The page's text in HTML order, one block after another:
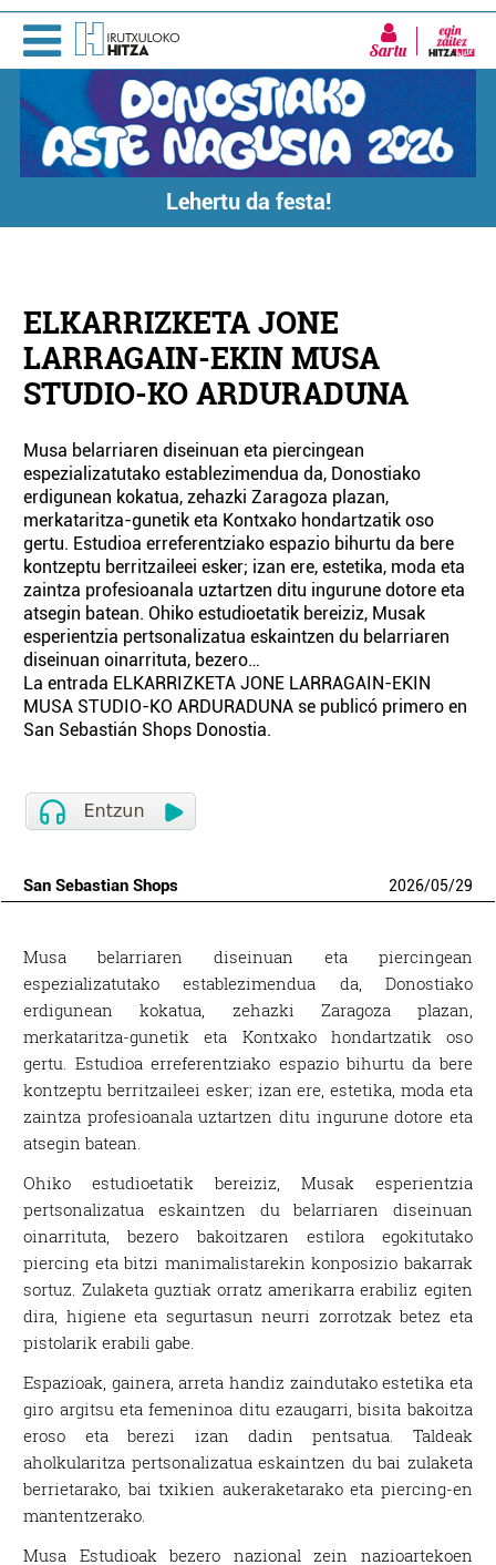
Sartu
Lehertu da festa!
ELKARRIZKETA JONE
LARRAGAIN-EKIN MUSA
STUDIO-KO ARDURADUNA
Musa belarriaren diseinuan eta piercingean
espezializatutako establezimendua da, Donostiako
erdigunean kokatua, zehazki Zaragoza plazan,
merkataritza-gunetik eta Kontxako hondartzatik oso
gertu. Estudioa erreferentziako espazio bihurtu da bere
kontzeptu berritzaileei esker; izan ere, estetika, moda eta
zaintza profesioanala uztartzen ditu ingurune dotore eta
atsegin batean. Ohiko estudioetatik bereiziz, Musak
esperientzia pertsonalizatua eskaintzen du belarriaren
diseinuan oinarrituta, bezero…
La entrada ELKARRIZKETA JONE LARRAGAIN-EKIN
MUSA STUDIO-KO ARDURADUNA se publicó primero en
San Sebastián Shops Donostia.
San Sebastian Shops 2026/05/29
Musa belarriaren diseinuan eta piercingean
espezializatutako establezimendua da, Donostiako
erdigunean kokatua, zehazki Zaragoza plazan,
merkataritza-gunetik eta Kontxako hondartzatik oso
gertu. Estudioa erreferentziako espazio bihurtu da bere
kontzeptu berritzaileei esker; izan ere, estetika, moda eta
zaintza profesioanala uztartzen ditu ingurune dotore eta
atsegin batean.
Ohiko estudioetatik bereiziz, Musak esperientzia
pertsonalizatua eskaintzen du belarriaren diseinuan
oinarrituta, bezero bakoitzaren estilora egokitutako
piercing eta bitzi manimalistarekin konposizio bakarrak
sortuz. Zulaketa guztiak orratz amerikarra erabiliz egiten
dira, higiene eta segurtasun neurri zorrotzak betez eta
pistolarik erabili gabe.
Espazioak, gainera, arreta handiz zaindutako estetika eta
giro argitsu eta femeninoa ditu ezaugarri, bisita bakoitza
eroso eta berezi izan dadin pentsatua. Taldeak
aholkularitza pertsonalizatua eskaintzen du bai zulaketa
berrietarako, bai txikien aukeraketarako eta piercing-en
mantentzerako.
Musa Estudioak bezero nazional zein nazioartekoen